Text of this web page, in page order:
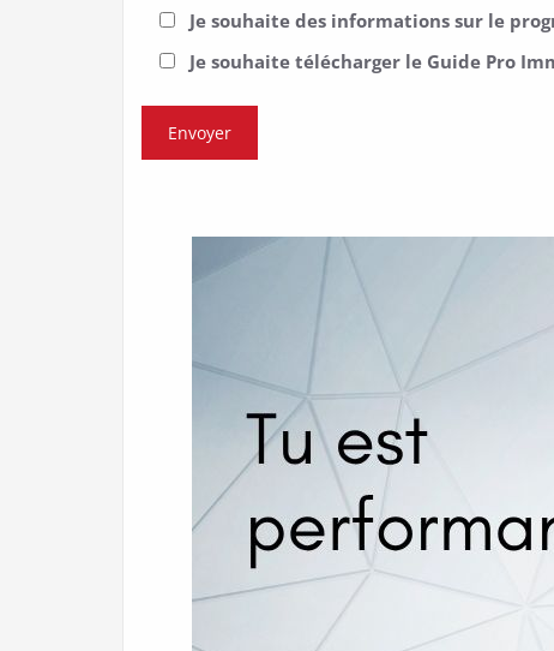
Je souhaite des informations sur le
Je souhaite télécharger le Guide Pro